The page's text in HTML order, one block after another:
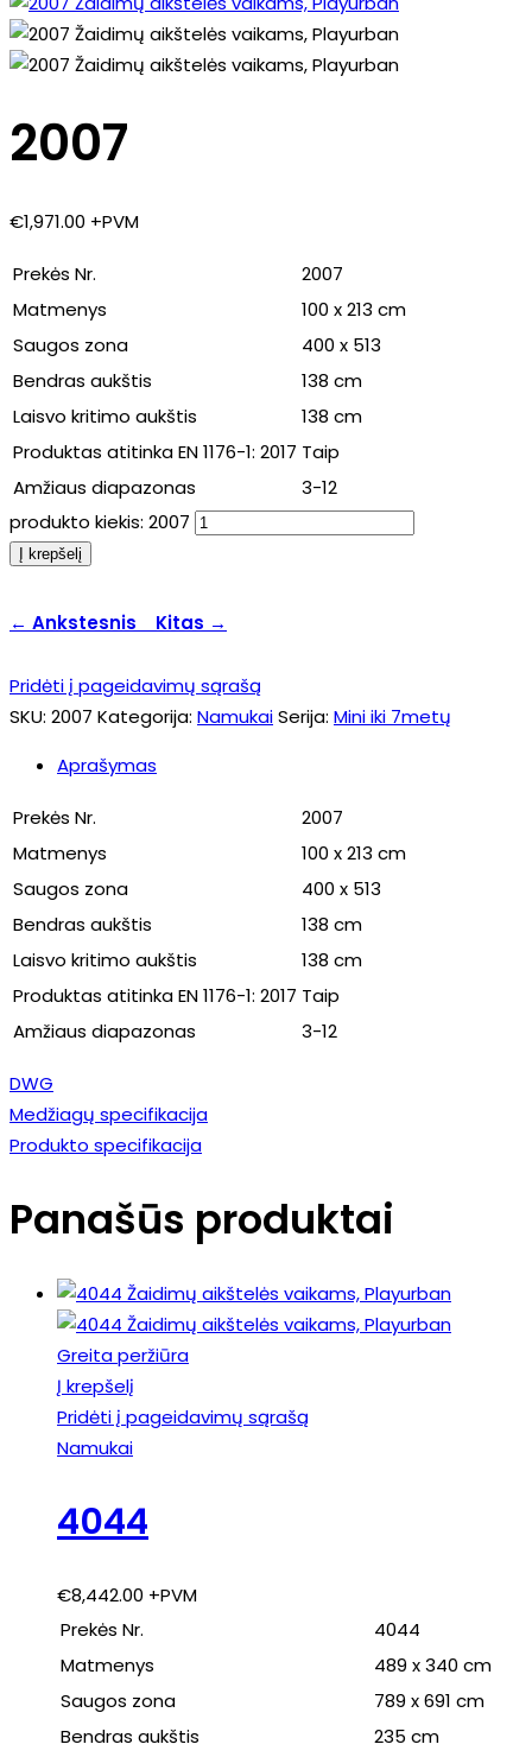
2007
€1,971.00 +PVM
Prekės Nr.
2007
Matmenys
100 x 213 cm
Saugos zona
400 x 513
Bendras aukštis
138 cm
Laisvo kritimo aukštis
138 cm
Produktas atitinka EN 1176-1: 2017 Taip
Amžiaus diapazonas
3-12
produkto kiekis: 2007
Į krepšelį
← Ankstesnis Kitas →
Pridėti į pageidavimų sąrašą
SKU: 2007 Kategorija: NamukaiSerija: Mini iki 7metų
Aprašymas
Prekės Nr.
2007
Matmenys
100 x 213 cm
Saugos zona
400 x 513
Bendras aukštis
138 cm
Laisvo kritimo aukštis
138 cm
Produktas atitinka EN 1176-1: 2017 Taip
Amžiaus diapazonas
3-12
DWG
Medžiagų specifikacija
Produkto specifikacija
Panašūs produktai
Greita peržiūra
Į krepšelį
Pridėti į pageidavimų sąrašą
Namukai
4044
€8,442.00 +PVM
Prekės Nr.
4044
Matmenys
489 x 340 cm
Saugos zona
789 x 691 cm
Bendras aukštis
235 cm